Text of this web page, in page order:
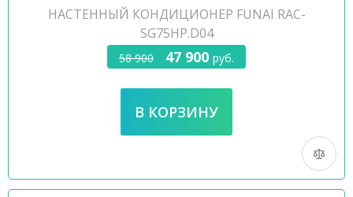
НАСТЕННЫЙ КОНДИЦИОНЕР FUNAI RAC-
SG75HP.D04
58 900 47 900 руб.